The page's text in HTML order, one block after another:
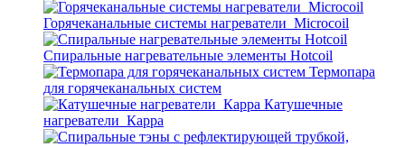
Горячеканальные системы нагреватели_Microcoil
Спиральные нагревательные элементы Hotcoil
Термопара
для горячеканальных систем
Катушечные
нагреватели_Карра